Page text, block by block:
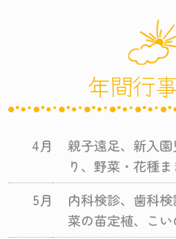
年間行
4月
親子遠足、新入
り、野菜・花種ま
5月
内科検診、歯科
菜の苗定植、こ